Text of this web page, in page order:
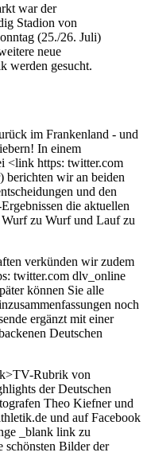
war der
Stadion von
(25./26. Juli)
neue
werden gesucht.
im Frankenland - und
In einem
<link https: twitter.com
wir an beiden
und den
die aktuellen
zu Wurf und Lauf zu
verkünden wir zudem
twitter.com dlv_online
können Sie alle
noch
ergänzt mit einer
Deutschen
Rubrik von
der Deutschen
Theo Kiefner und
und auf Facebook
_blank link zu
schönsten Bilder der